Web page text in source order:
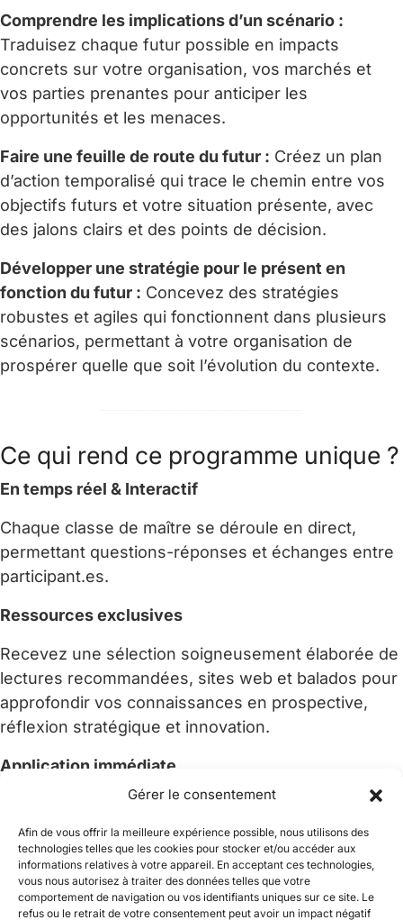
Gérer le consentement
Afin de vous offrir la meilleure expérience possible, nous utilisons des
technologies telles que les cookies pour stocker et/ou accéder aux
informations relatives à votre appareil. En acceptant ces technologies,
vous nous autorisez à traiter des données telles que votre
comportement de navigation ou vos identifiants uniques sur ce site. Le
refus ou le retrait de votre consentement peut avoir un impact négatif
Comprendre les implications d’un scénario :
Traduisez chaque futur possible en impacts
concrets sur votre organisation, vos marchés et
vos parties prenantes pour anticiper les
opportunités et les menaces.
Faire une feuille de route du futur : Créez un plan
d’action temporalisé qui trace le chemin entre vos
objectifs futurs et votre situation présente, avec
des jalons clairs et des points de décision.
Développer une stratégie pour le présent en
fonction du futur : Concevez des stratégies
robustes et agiles qui fonctionnent dans plusieurs
scénarios, permettant à votre organisation de
prospérer quelle que soit l’évolution du contexte.
Ce qui rend ce programme unique ?
En temps réel & Interactif
Chaque classe de maître se déroule en direct,
permettant questions-réponses et échanges entre
participant.es.
Ressources exclusives
Recevez une sélection soigneusement élaborée de
lectures recommandées, sites web et balados pour
approfondir vos connaissances en prospective,
réflexion stratégique et innovation.
Application immédiate
Apprenez des méthodes éprouvées (scénarios,
outils de prospective, structures de projets) que
vous pouvez appliquer directement à vos projets en
cours, feuilles de route stratégiques et initiatives
d’innovation.